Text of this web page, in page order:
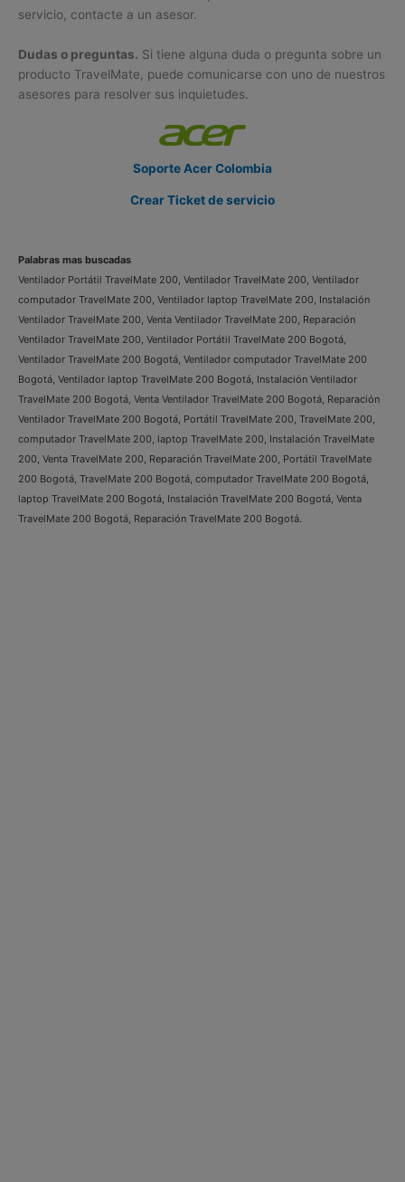
servicio, contacte a un asesor.
Dudas o preguntas. Si tiene alguna duda o pregunta sobre un
producto TravelMate, puede comunicarse con uno de nuestros
asesores para resolver sus inquietudes.
Soporte Acer Colombia
Crear Ticket de servicio
Palabras mas buscadas
Ventilador Portátil TravelMate 200, Ventilador TravelMate 200, Ventilador
computador TravelMate 200, Ventilador laptop TravelMate 200, Instalación
Ventilador TravelMate 200, Venta Ventilador TravelMate 200, Reparación
Ventilador TravelMate 200, Ventilador Portátil TravelMate 200 Bogotá,
Ventilador TravelMate 200 Bogotá, Ventilador computador TravelMate 200
Bogotá, Ventilador laptop TravelMate 200 Bogotá, Instalación Ventilador
TravelMate 200 Bogotá, Venta Ventilador TravelMate 200 Bogotá, Reparación
Ventilador TravelMate 200 Bogotá, Portátil TravelMate 200, TravelMate 200,
computador TravelMate 200, laptop TravelMate 200, Instalación TravelMate
200, Venta TravelMate 200, Reparación TravelMate 200, Portátil TravelMate
200 Bogotá, TravelMate 200 Bogotá, computador TravelMate 200 Bogotá,
laptop TravelMate 200 Bogotá, Instalación TravelMate 200 Bogotá, Venta
TravelMate 200 Bogotá, Reparación TravelMate 200 Bogotá.